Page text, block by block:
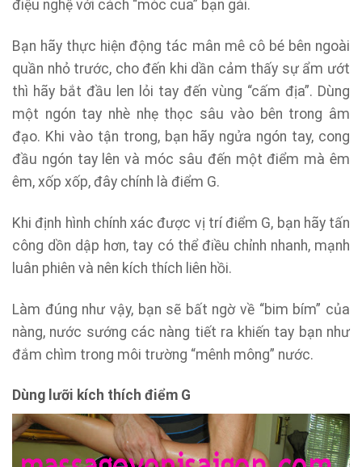
điệu nghệ với cách “móc cua” bạn gái.
Bạn hãy thực hiện động tác mân mê cô bé bên ngoài
quần nhỏ trước, cho đến khi dần cảm thấy sự ẩm ướt
thì hãy bắt đầu len lỏi tay đến vùng “cấm địa”. Dùng
một ngón tay nhè nhẹ thọc sâu vào bên trong âm
đạo. Khi vào tận trong, bạn hãy ngửa ngón tay, cong
đầu ngón tay lên và móc sâu đến một điểm mà êm
êm, xốp xốp, đây chính là điểm G.
Khi định hình chính xác được vị trí điểm G, bạn hãy tấn
công dồn dập hơn, tay có thể điều chỉnh nhanh, mạnh
luân phiên và nên kích thích liên hồi.
Làm đúng như vậy, bạn sẽ bất ngờ về “bim bím” của
nàng, nước sướng các nàng tiết ra khiến tay bạn như
đắm chìm trong môi trường “mênh mông” nước.
Dùng lưỡi kích thích điểm G